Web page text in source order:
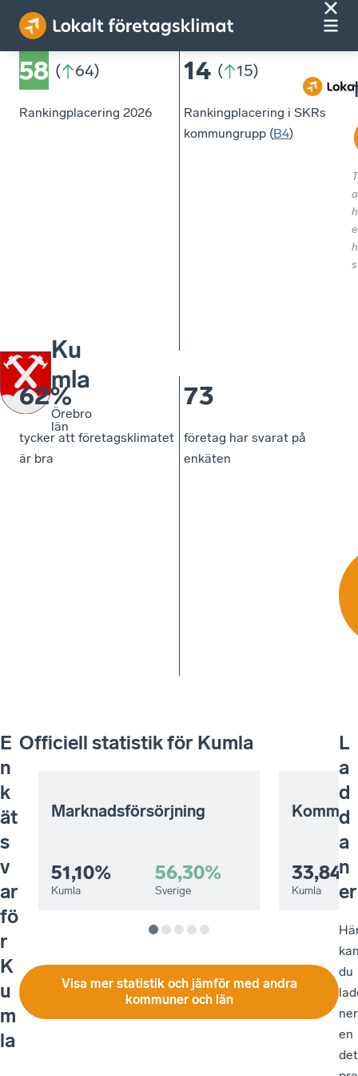
Ku
mla
Örebro
län
58 ( 64)
Rankingplacering 2026
14 ( 15)
Rankingplacering i SKRs
kommungrupp (B4)
62%
tycker att företagsklimatet
är bra
73
företag har svarat på
enkäten
E
n
k
ät
s
v
ar
fö
r
K
u
m
la
Officiell statistik för Kumla
Marknadsförsörjning
51,10%
Kumla
56,30%
Sverige
33,84%
Kumla
Visa mer statistik och jämför med andra
kommuner och län
L
a
d
d
a
n
er
du
ner
en